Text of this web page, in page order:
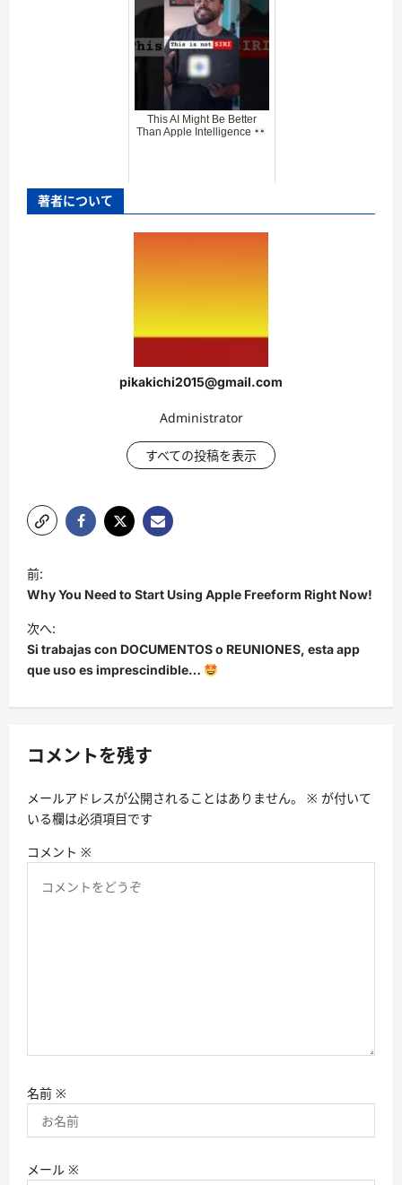
This AI Might Be Better
Than Apple Intelligence
著者について
pikakichi2015@gmail.com
Administrator
すべての投稿を表示
投
稿
ナ
ビ
ゲ
ー
ョ
前:
Why You Need to Start Using Apple Freeform Right Now!
次へ:
Si trabajas con DOCUMENTOS o REUNIONES, esta app
que uso es imprescindible…
コメントを残す
メールアドレスが公開されることはありません。 ※ が付いて
いる欄は必須項目です
コメント ※
名前 ※
メール ※